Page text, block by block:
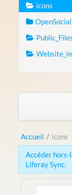
icons
Accueil / icons
Accéder hors-
Liferay Sync.